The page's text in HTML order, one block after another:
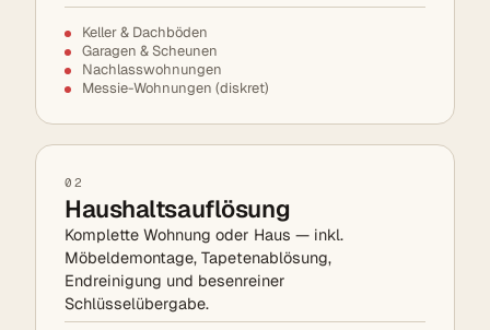
Keller & Dachböden
Garagen & Scheunen
Nachlasswohnungen
Messie-Wohnungen (diskret)
02
Haushaltsauflösung
Komplette Wohnung oder Haus — inkl.
Möbeldemontage, Tapetenablösung,
Endreinigung und besenreiner
Schlüsselübergabe.